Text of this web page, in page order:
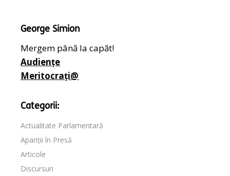
George Simion
Mergem până la capăt!
Audiențe
Meritocrați@
Categorii:
Actualitate Parlamentară
Apariții în Presă
Articole
Discursuri